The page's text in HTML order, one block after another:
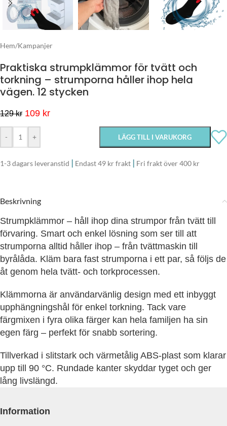
Hem/Kampanjer
Praktiska strumpklämmor för tvätt och
torkning – strumporna håller ihop hela
vägen. 12 stycken
129kr 109 kr
- + LÄGG TILL I VARUKORG
1-3 dagars leveranstid | Endast 49 kr frakt | Fri frakt över 400 kr
Beskrivning
Strumpklämmor – håll ihop dina strumpor från tvätt till
förvaring. Smart och enkel lösning som ser till att
strumporna alltid håller ihop – från tvättmaskin till
byrålåda. Kläm bara fast strumporna i ett par, så följs de
åt genom hela tvätt- och torkprocessen.
Klämmorna är användarvänlig design med ett inbyggt
upphängningshål för enkel torkning. Tack vare
färgmixen i fyra olika färger kan hela familjen ha sin
egen färg – perfekt för snabb sortering.
Tillverkad i slitstark och värmetålig ABS-plast som klarar
upp till 90 °C. Rundade kanter skyddar tyget och ger
lång livslängd.
Information